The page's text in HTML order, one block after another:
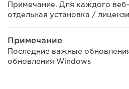
Примечание. Для каждого
отдельная установка /
Примечание
Последние важные
обновления Windows